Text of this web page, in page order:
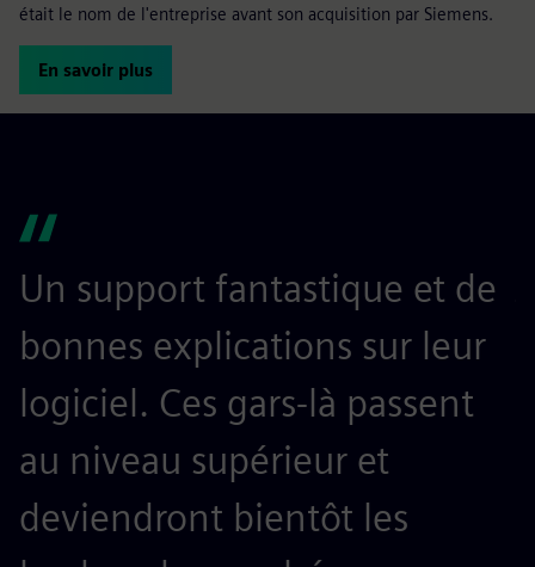
était le nom de l'entreprise avant son acquisition par Siemens.
En savoir plus
Un support fantastique et de
bonnes explications sur leur
logiciel. Ces gars-là passent
au niveau supérieur et
deviendront bientôt les